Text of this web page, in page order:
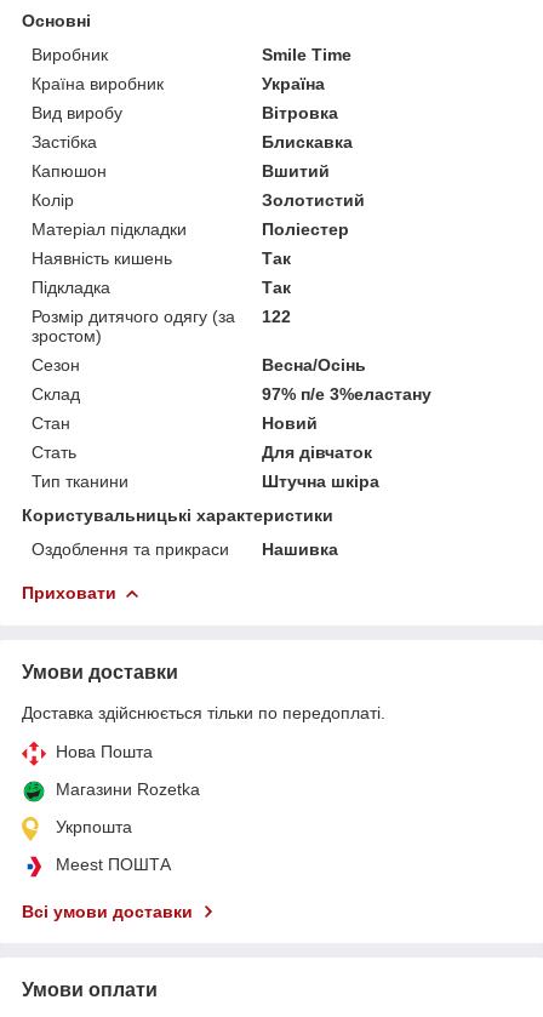
Основні
Виробник
Smile Time
Країна виробник
Україна
Вид виробу
Вітровка
Застібка
Блискавка
Капюшон
Вшитий
Колір
Золотистий
Матеріал підкладки
Поліестер
Наявність кишень
Так
Підкладка
Так
Розмір дитячого одягу (за
зростом)
122
Сезон
Весна/Осінь
Склад
97% п/е 3%еластану
Стан
Новий
Стать
Для дівчаток
Тип тканини
Штучна шкіра
Користувальницькі характеристики
Оздоблення та прикраси
Нашивка
Приховати
Умови доставки
Доставка здійснюється тільки по передоплаті.
Нова Пошта
Магазини Rozetka
Укрпошта
Meest ПОШТА
Всі умови доставки
Умови оплати